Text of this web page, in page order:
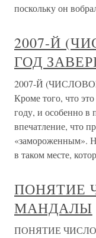
поскольку он
2007-Й
ГОД
2007-Й
Кроме того, что
году, и особенно в
впечатление, что
«замороженным».
в таком месте,
ПОНЯТИЕ
МАНДАЛЫ
ПОНЯТИЕ